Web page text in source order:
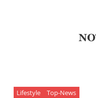
Lifestyle Top-News